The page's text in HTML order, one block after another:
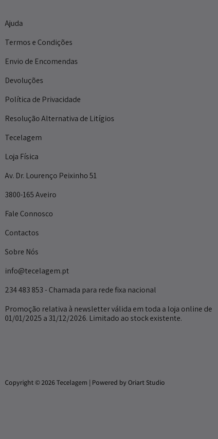
Ajuda
Termos e Condições
Envio de Encomendas
Devoluções
Política de Privacidade
Resolução Alternativa de Litígios
Tecelagem
Loja Física
Av. Dr. Lourenço Peixinho 51
3800-165 Aveiro
Fale Connosco
Contactos
Sobre Nós
info@tecelagem.pt
234 483 853 - Chamada para rede fixa nacional
Promoção relativa à newsletter válida em toda a loja online de
01/01/2025 a 31/12/2026. Limitado ao stock existente.
Copyright © 2026 Tecelagem | Powered by Oriart Studio